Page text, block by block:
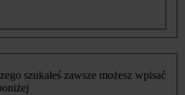
szukałeś zawsze możesz wpisać